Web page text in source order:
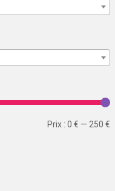
Prix : 0 € — 250 €